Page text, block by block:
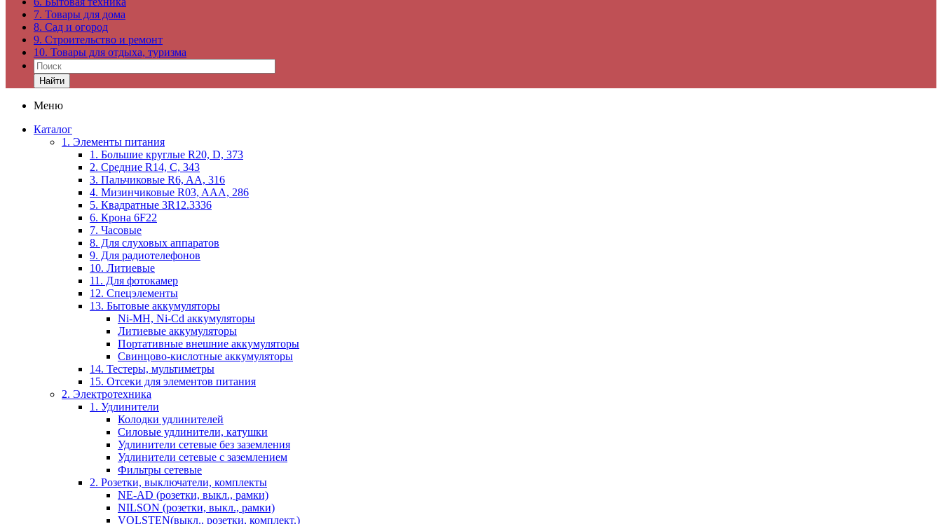
7. Товары для дома
8. Сад и огород
9. Строительство и ремонт
10. Товары для отдыха, туризма
Найти
Меню
Каталог
1. Элементы питания
1. Большие круглые R20, D, 373
2. Средние R14, C, 343
3. Пальчиковые R6, AA, 316
4. Мизинчиковые R03, AAA, 286
5. Квадратные 3R12.3336
6. Крона 6F22
7. Часовые
8. Для слуховых аппаратов
9. Для радиотелефонов
10. Литиевые
11. Для фотокамер
12. Спецэлементы
13. Бытовые аккумуляторы
Ni-MH, Ni-Cd аккумуляторы
Литиевые аккумуляторы
Портативные внешние аккумуляторы
Свинцово-кислотные аккумуляторы
14. Тестеры, мультиметры
15. Отсеки для элементов питания
2. Электротехника
1. Удлинители
Колодки удлинителей
Силовые удлинители, катушки
Удлинители сетевые без заземления
Удлинители сетевые с заземлением
Фильтры сетевые
2. Розетки, выключатели, комплекты
NE-AD (розетки, выкл., рамки)
NILSON (розетки, выкл., рамки)
VOLSTEN(выкл., розетки, комплект.)